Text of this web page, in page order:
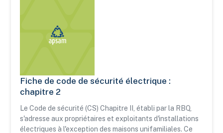
Fiche de code de sécurité électrique : chapitre 2
Fiche de code de sécurité électrique :
chapitre 2
Le Code de sécurité (CS) Chapitre II, établi par la RBQ,
s'adresse aux propriétaires et exploitants d'installations
électriques à l'exception des maisons unifamiliales. Ce